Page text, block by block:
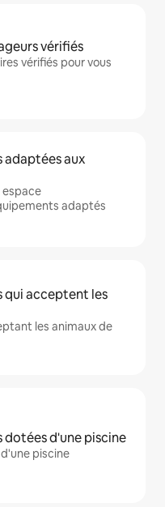
vérifiés
vérifiés pour vous
adaptées aux
adaptés
qui acceptent les
les animaux de
dotées d'une piscine
piscine